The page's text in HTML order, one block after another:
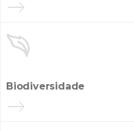

Biodiversidade